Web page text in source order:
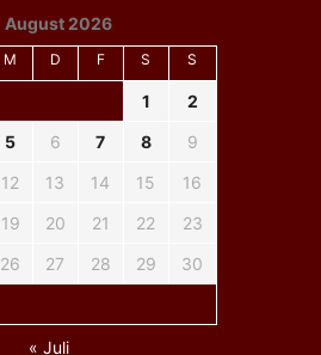
August 2026
M D F S S
1
2
5 6 7 8
9
12 13 14 15
16
19 20 21 22
23
26 27 28 29
30
« Juli